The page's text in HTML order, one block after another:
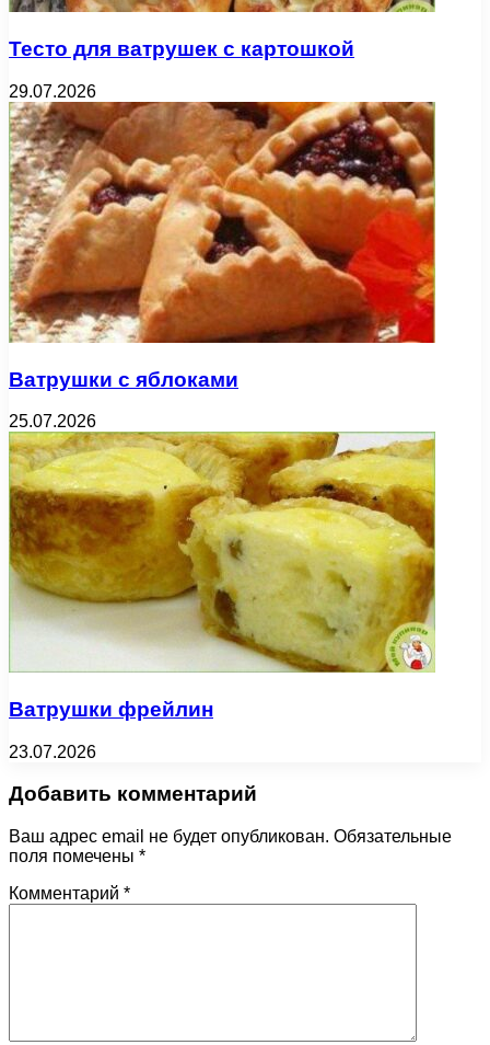
Тесто для ватрушек с картошкой
29.07.2026
Ватрушки с яблоками
25.07.2026
Ватрушки фрейлин
23.07.2026
Добавить комментарий
Ваш адрес email не будет опубликован. Обязательные
поля помечены *
Комментарий *